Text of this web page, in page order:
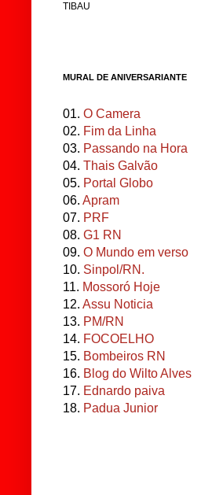
TIBAU
MURAL DE ANIVERSARIANTE
01. O Camera
02. Fim da Linha
03. Passando na Hora
04. Thais Galvão
05. Portal Globo
06. Apram
07. PRF
08. G1 RN
09. O Mundo em verso
10. Sinpol/RN.
11. Mossoró Hoje
12. Assu Noticia
13. PM/RN
14. FOCOELHO
15. Bombeiros RN
16. Blog do Wilto Alves
17. Ednardo paiva
18. Padua Junior